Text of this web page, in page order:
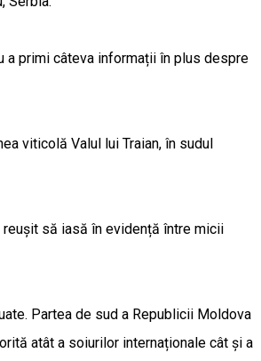
a primi câteva informații în plus despre
viticolă Valul lui Traian, în sudul
să iasă în evidență între micii
Partea de sud a Republicii Moldova
atât a soiurilor internaționale cât și a